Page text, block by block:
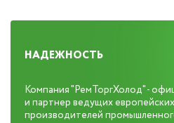
НАДЕЖНОСТЬ
Компания "РемТоргХолод" -
и партнер ведущих
производителей